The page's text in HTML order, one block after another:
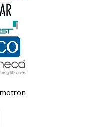
stránka